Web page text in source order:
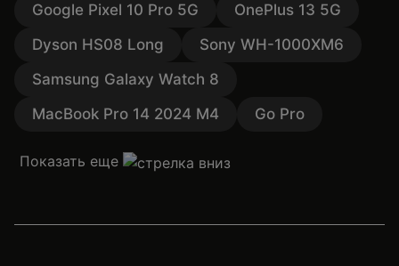
Google Pixel 10 Pro 5G
OnePlus 13 5G
Dyson HS08 Long
Sony WH-1000XM6
Samsung Galaxy Watch 8
MacBook Pro 14 2024 M4
Go Pro
Показать еще